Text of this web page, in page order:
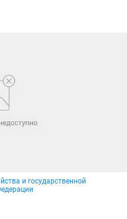
и государственной